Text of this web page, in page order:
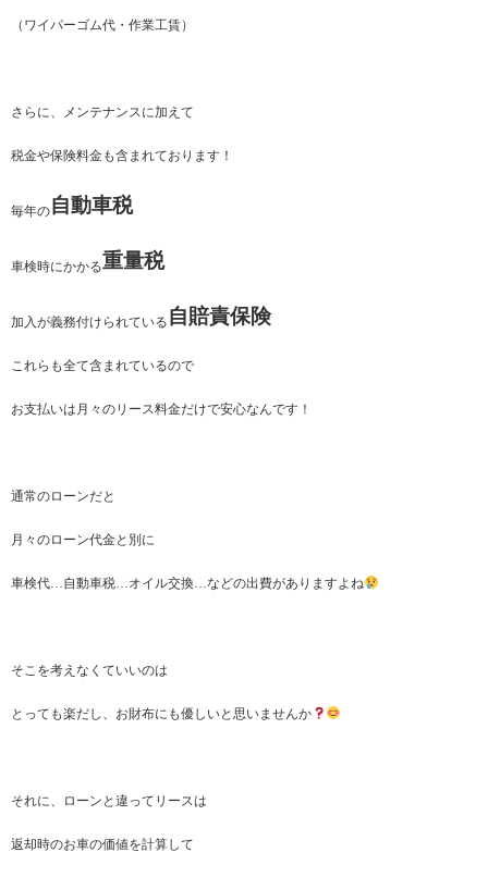
（ワイパーゴム代・作業工賃）
さらに、メンテナンスに加えて
税金や保険料金も含まれております！
毎年の自動車税
車検時にかかる重量税
加入が義務付けられている 自賠責保険
これらも全て含まれているので
お支払いは月々のリース料金だけで安心なんです！
通常のローンだと
月々のローン代金と別に
車検代…自動車税…オイル交換…などの出費がありますよね
そこを考えなくていいのは
とっても楽だし、お財布にも優しいと思いませんか
それに、ローンと違ってリースは
返却時のお車の価値を計算して